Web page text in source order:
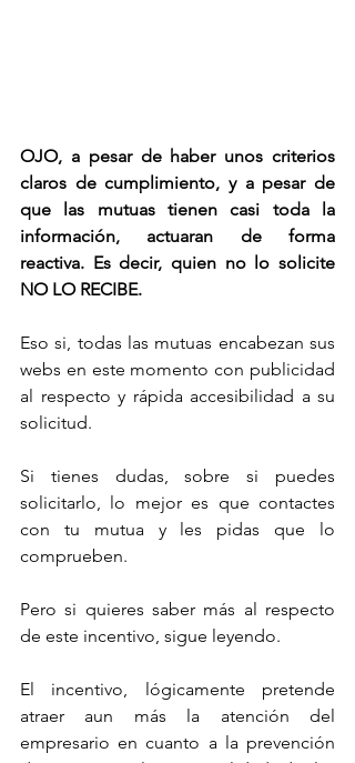
OJO, a pesar de haber unos criterios
claros de cumplimiento, y a pesar de
que las mutuas tienen casi toda la
información, actuaran de forma
reactiva. Es decir, quien no lo solicite
NO LO RECIBE.
Eso si, todas las mutuas encabezan sus
webs en este momento con publicidad
al respecto y rápida accesibilidad a su
solicitud.
Si tienes dudas, sobre si puedes
solicitarlo, lo mejor es que contactes
con tu mutua y les pidas que lo
comprueben.
Pero si quieres saber más al respecto
de este incentivo, sigue leyendo.
El incentivo, lógicamente pretende
atraer aun más la atención del
empresario en cuanto a la prevención